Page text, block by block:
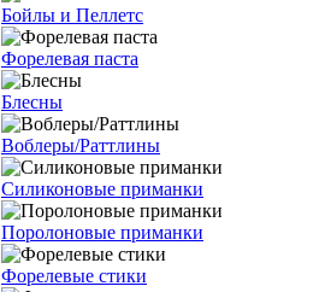
Бойлы и Пеллетс
Форелевая паста
Блесны
Воблеры/Раттлины
Силиконовые приманки
Поролоновые приманки
Форелевые стики